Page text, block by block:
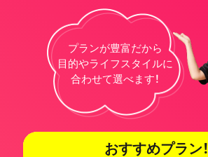
プランが豊富だから
目的やライフスタイルに
合わせて選べます！
おすすめプラン！